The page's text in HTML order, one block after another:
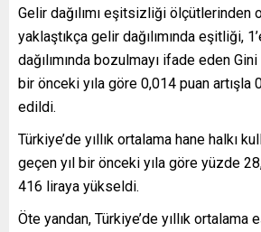
Gelir dağılımı eşitsizliği ölçütlerinden
yaklaştıkça gelir dağılımında eşitliği,
dağılımında bozulmayı ifade eden Gini
bir önceki yıla göre 0,014 puan artışla
edildi.
Türkiye’de yıllık ortalama hane halkı
geçen yıl bir önceki yıla göre yüzde
416 liraya yükseldi.
Öte yandan, Türkiye’de yıllık ortalama